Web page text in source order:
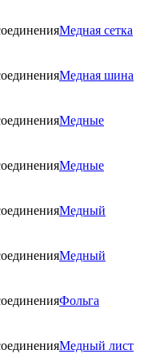
Медная сетка
Медная шина
Медные
Медные
Медный
Медный
Фольга
Медный лист